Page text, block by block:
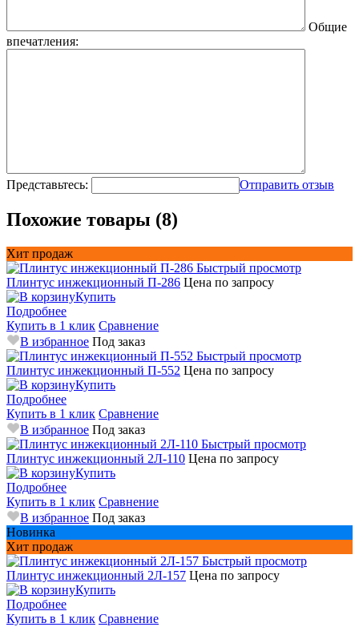
Общие
впечатления:
Представьтесь: Отправить отзыв
Похожие товары (8)
Хит продаж
Быстрый просмотр
Плинтус инжекционный П-286 Цена по запросу
Купить
Подробнее
Купить в 1 клик Сравнение
В избранное Под заказ
Быстрый просмотр
Плинтус инжекционный П-552 Цена по запросу
Купить
Подробнее
Купить в 1 клик Сравнение
В избранное Под заказ
Быстрый просмотр
Плинтус инжекционный 2Л-110 Цена по запросу
Купить
Подробнее
Купить в 1 клик Сравнение
В избранное Под заказ
Новинка
Хит продаж
Быстрый просмотр
Плинтус инжекционный 2Л-157 Цена по запросу
Купить
Подробнее
Купить в 1 клик Сравнение